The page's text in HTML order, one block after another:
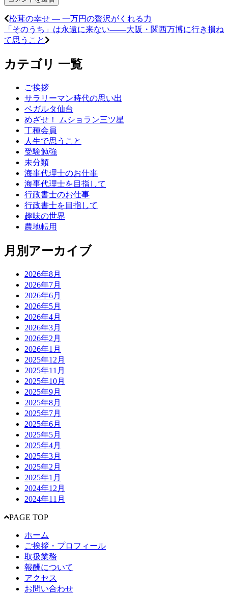
松茸の幸せ ― 一万円の贅沢がくれる力
「そのうち」は永遠に来ない――大阪・関西万博に行き損ね
て思うこと
カテゴリ 一覧
ご挨拶
サラリーマン時代の思い出
ベガルタ仙台
めざせ！ ムショラン三ツ星
丁種会員
人生で思うこと
受験勉強
未分類
海事代理士のお仕事
海事代理士を目指して
行政書士のお仕事
行政書士を目指して
趣味の世界
農地転用
月別アーカイブ
2026年8月
2026年7月
2026年6月
2026年5月
2026年4月
2026年3月
2026年2月
2026年1月
2025年12月
2025年11月
2025年10月
2025年9月
2025年8月
2025年7月
2025年6月
2025年5月
2025年4月
2025年3月
2025年2月
2025年1月
2024年12月
2024年11月
PAGE TOP
ホーム
ご挨拶・プロフィール
取扱業務
報酬について
アクセス
お問い合わせ